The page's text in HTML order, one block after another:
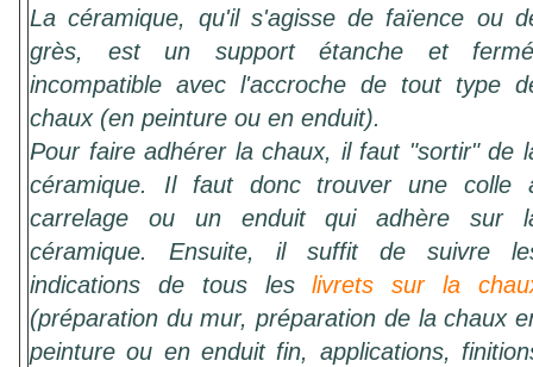
La céramique, qu'il s'agisse de faïence ou
grès, est un support étanche et
incompatible avec l'accroche de tout type
chaux (en peinture ou en enduit).
Pour faire adhérer la chaux, il faut "sortir" de
céramique. Il faut donc trouver une colle
carrelage ou un enduit qui adhère sur
céramique. Ensuite, il suffit de suivre
indications de tous leslivrets sur la
(préparation du mur, préparation de la chaux
peinture ou en enduit fin, applications,